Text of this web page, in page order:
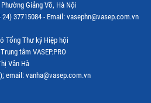
Giảng Võ, Hà Nội
37715084 - Email: vasephn@vasep.com.vn
Tổng Thư ký Hiệp hội
tâm VASEP.PRO
Vân Hà
email: vanha@vasep.com.vn